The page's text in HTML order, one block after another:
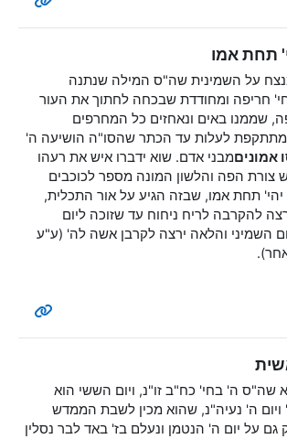
תחת אמו
על השמינית שה"ס המילה שנתנה
חריפה ומחודדת שבכחה לחתוך את העור
שממנו באים ונאחזים כל המחרפים
מתתקפת לעלות עד הכתר שהסו"ה הושיעה ה'
אמוניםמבני אדם. שוא ידברו איש את רעהו
צורת הפה והלשון המונה מספר לכוכבים
יהי' תחת אמו, שבזה הגיע על אור התכלית,
להקרבה לריח ניחוח עד שזוכה ליום
השמיני והלאה ירצה לקרבן אשה לה' (ע"ע
ה' בחי' כח"ב זו"נ, ויום הששי הוא
ויום ה' נעיה"נ, שהוא מכין לשבת הממדש
גם על יום ה' הנטמן ונעלם בז' באד לבר נסלין